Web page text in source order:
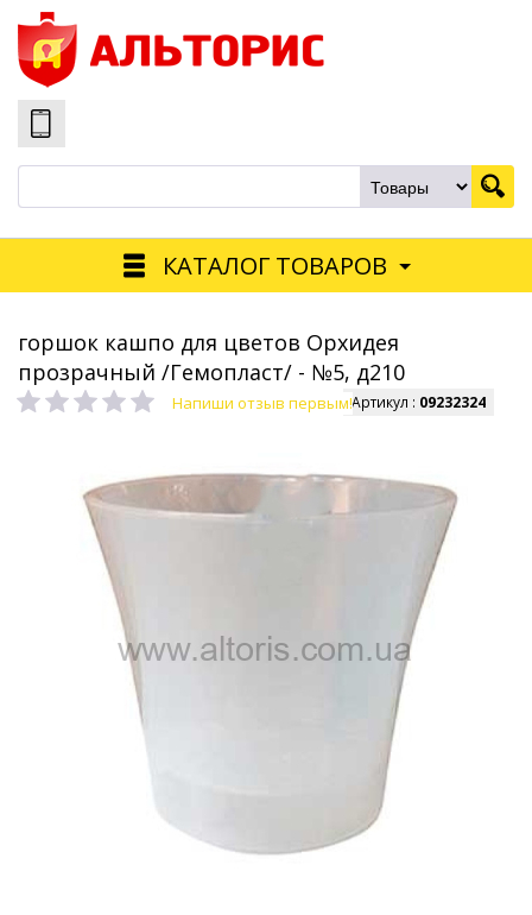
КАТАЛОГ ТОВАРОВ
горшок кашпо для цветов Орхидея
прозрачный /Гемопласт/ - №5, д210
Напиши отзыв первым!Артикул : 09232324